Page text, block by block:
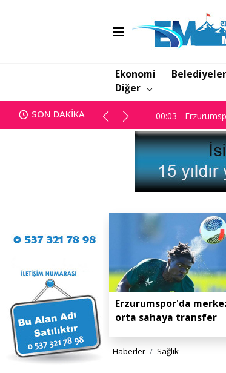
Ekonomi Belediyeler
Diğer
SON DAKİKA
00:03 -
00:03 -
Erzurumspor'da
orta sahaya transfer
Haberler Sağlık